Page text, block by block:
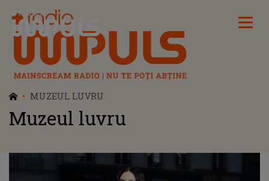
Radio Impuls
MUZEUL LUVRU
Muzeul luvru